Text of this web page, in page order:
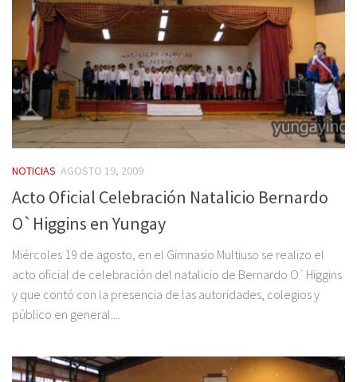
NOTICIAS AGOSTO 19, 2009
Acto Oficial Celebración Natalicio Bernardo
O`Higgins en Yungay
Miércoles 19 de agosto, en el Gimnasio Multiuso se realizo el
acto oficial de celebración del natalicio de Bernardo O`Higgins
y que contó con la presencia de las autoridades, colegios y
público en general....